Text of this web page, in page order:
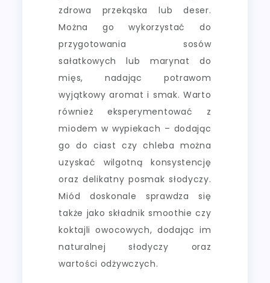
zdrowa przekąska lub deser.
Można go wykorzystać do
przygotowania sosów
sałatkowych lub marynat do
mięs, nadając potrawom
wyjątkowy aromat i smak. Warto
również eksperymentować z
miodem w wypiekach – dodając
go do ciast czy chleba można
uzyskać wilgotną konsystencję
oraz delikatny posmak słodyczy.
Miód doskonale sprawdza się
także jako składnik smoothie czy
koktajli owocowych, dodając im
naturalnej słodyczy oraz
wartości odżywczych.